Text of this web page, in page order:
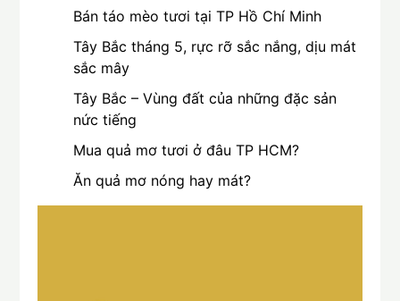
Bán táo mèo tươi tại TP Hồ Chí Minh
Tây Bắc tháng 5, rực rỡ sắc nắng, dịu mát
sắc mây
Tây Bắc – Vùng đất của những đặc sản
nức tiếng
Mua quả mơ tươi ở đâu TP HCM?
Ăn quả mơ nóng hay mát?